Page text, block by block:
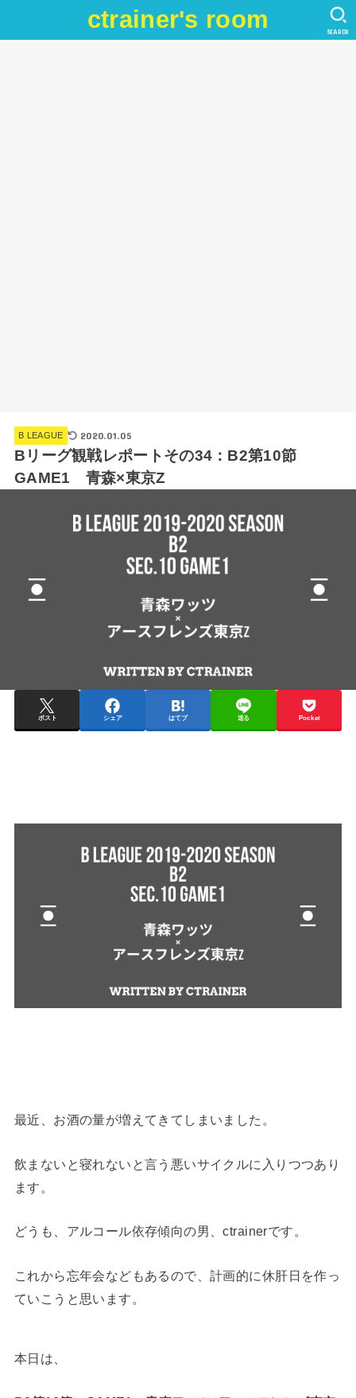
ctrainer's room SEARCH
B LEAGUE 2020.01.05
Bリーグ観戦レポートその34：B2第10節
GAME1 青森×東京Z
ポスト シェア はてブ 送る Pocket
最近、お酒の量が増えてきてしまいました。
飲まないと寝れないと言う悪いサイクルに入りつつあり
ます。
どうも、アルコール依存傾向の男、ctrainerです。
これから忘年会などもあるので、計画的に休肝日を作っ
ていこうと思います。
本日は、